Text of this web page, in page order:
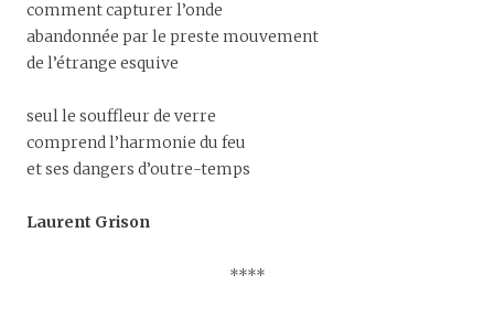
comment capturer l’onde
abandonnée par le preste mouvement
de l’étrange esquive
seul le souffleur de verre
comprend l’harmonie du feu
et ses dangers d’outre-temps
Laurent Grison
****